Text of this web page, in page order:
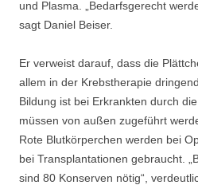
und Plasma. „Bedarfsgerecht
sagt Daniel Beiser.
Er verweist darauf, dass die
allem in der Krebstherapie
Bildung ist bei Erkrankten durch
müssen von außen zugeführt
Rote Blutkörperchen werden bei
bei Transplantationen gebraucht.
sind 80 Konserven nötig“,